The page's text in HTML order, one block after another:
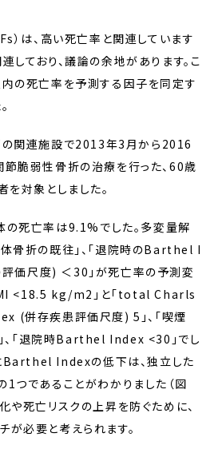
）は、高い死亡率と関連しています
しており、議論の余地があります。こ
の死亡率を予測する因子を同定す
関連施設で2013年3月から2016
脆弱性骨折の治療を行った、60歳
対象としました。
死亡率は9.1%でした。多変量解
骨折の既往」、「退院時のBarthel I
価尺度) ＜30」が死亡率の予測変
<18.5 kg/m2」と「total Charls
存疾患評価尺度) 5」、「喫煙
、「退院時Barthel Index <30」でし
Barthel Indexの低下は、独立した
つであることがわかりました（図
や死亡リスクの上昇を防ぐために、
必要と考えられます。